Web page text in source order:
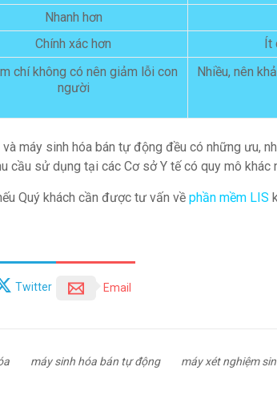
Nhanh hơn
Chính xác hơn
Ít
chí không có nên giảm lỗi con
người
Nhiều, nên
máy sinh hóa bán tự động đều có những ưu,
cầu sử dụng tại các Cơ sở Y tế có quy mô khác
Quý khách cần được tư vấn về phần mềm LIS
Twitter Email
máy sinh hóa bán tự động máy xét nghiệm